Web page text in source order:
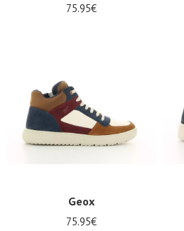
75.95€
Geox
75.95€